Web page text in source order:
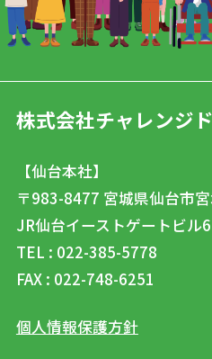
株式会社チャレンジ
【仙台本社】
〒983-8477 宮城県仙台市
JR仙台イーストゲートビル
TEL : 022-385-5778
FAX : 022-748-6251
個人情報保護方針